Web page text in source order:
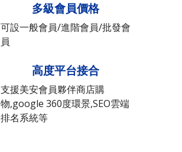
多級會員價格
可設一般會員/進階會員/批發會
員
高度平台接合
支援美安會員夥伴商店購
物,google 360度環景,SEO雲端
排名系統等